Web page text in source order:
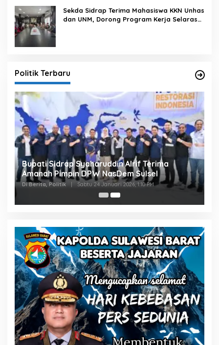
Sekda Sidrap Terima Mahasiswa KKN Unhas
dan UNM, Dorong Program Kerja Selaras
Politik Terbaru
Bupati Sidrap Syaharuddin Alrif Terima
Amanah Pimpin DPW NasDem Sulsel
Di Berita, Politik | Sabtu 24 Januari 2026, 1:10 PM